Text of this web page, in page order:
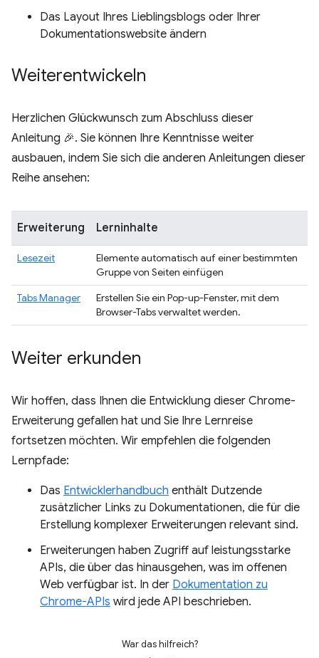
Das Layout Ihres Lieblingsblogs oder Ihrer
Dokumentationswebsite ändern
Weiterentwickeln
Herzlichen Glückwunsch zum Abschluss dieser
Anleitung 🎉. Sie können Ihre Kenntnisse weiter
ausbauen, indem Sie sich die anderen Anleitungen dieser
Reihe ansehen:
Erweiterung Lerninhalte
Lesezeit
Elemente automatisch auf einer bestimmten
Gruppe von Seiten einfügen
Tabs Manager
Erstellen Sie ein Pop-up-Fenster, mit dem
Browser-Tabs verwaltet werden.
Weiter erkunden
Wir hoffen, dass Ihnen die Entwicklung dieser Chrome-
Erweiterung gefallen hat und Sie Ihre Lernreise
fortsetzen möchten. Wir empfehlen die folgenden
Lernpfade:
Das Entwicklerhandbuch enthält Dutzende
zusätzlicher Links zu Dokumentationen, die für die
Erstellung komplexer Erweiterungen relevant sind.
Erweiterungen haben Zugriff auf leistungsstarke
APIs, die über das hinausgehen, was im offenen
Web verfügbar ist. In der Dokumentation zu
Chrome-APIs wird jede API beschrieben.
War das hilfreich?